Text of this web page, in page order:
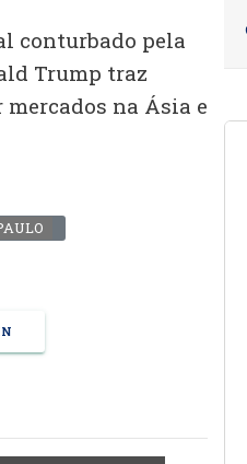
conturbado pela
Trump traz
na Ásia e